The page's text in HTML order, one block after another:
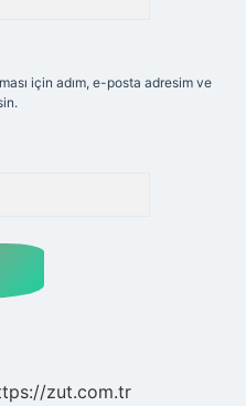
için adım, e-posta adresim ve
zut.com.tr